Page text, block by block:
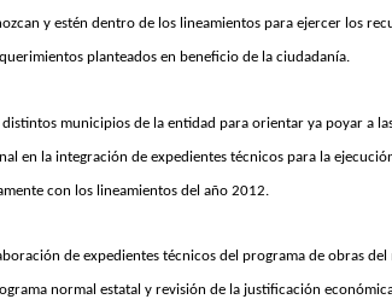
y estén dentro de los lineamientos para ejercer los
planteados en beneficio de la ciudadanía.
municipios de la entidad para orientar ya poyar a
en la integración de expedientes técnicos para la
con los lineamientos del año 2012.
de expedientes técnicos del programa de obras
normal estatal y revisión de la justificación